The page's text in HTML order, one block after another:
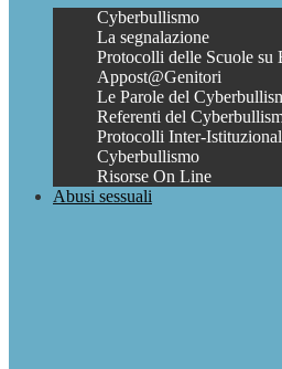
Cyberbullismo
La segnalazione
Protocolli delle Scuole
Appost@Genitori
Le Parole del
Referenti del
Protocolli Inter-
Cyberbullismo
Risorse On Line
Abusi sessuali